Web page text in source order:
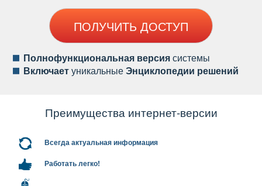
ПОЛУЧИТЬ ДОСТУП
Полнофункциональная версиясистемы
ключаетуникальныеЭнциклопедии решений
Преимущества интернет-версии
сегда актуальная информация
Работать легко!